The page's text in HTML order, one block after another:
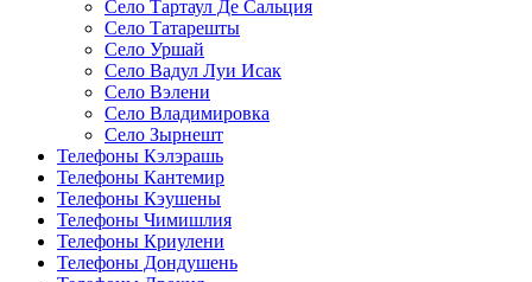
Село Тартаул Де Сальция
Село Татарешты
Село Уршай
Село Вадул Луи Исак
Село Вэлени
Село Владимировка
Село Зырнешт
Телефоны Кэлэрашь
Телефоны Кантемир
Телефоны Кэушены
Телефоны Чимишлия
Телефоны Криулени
Телефоны Дондушень